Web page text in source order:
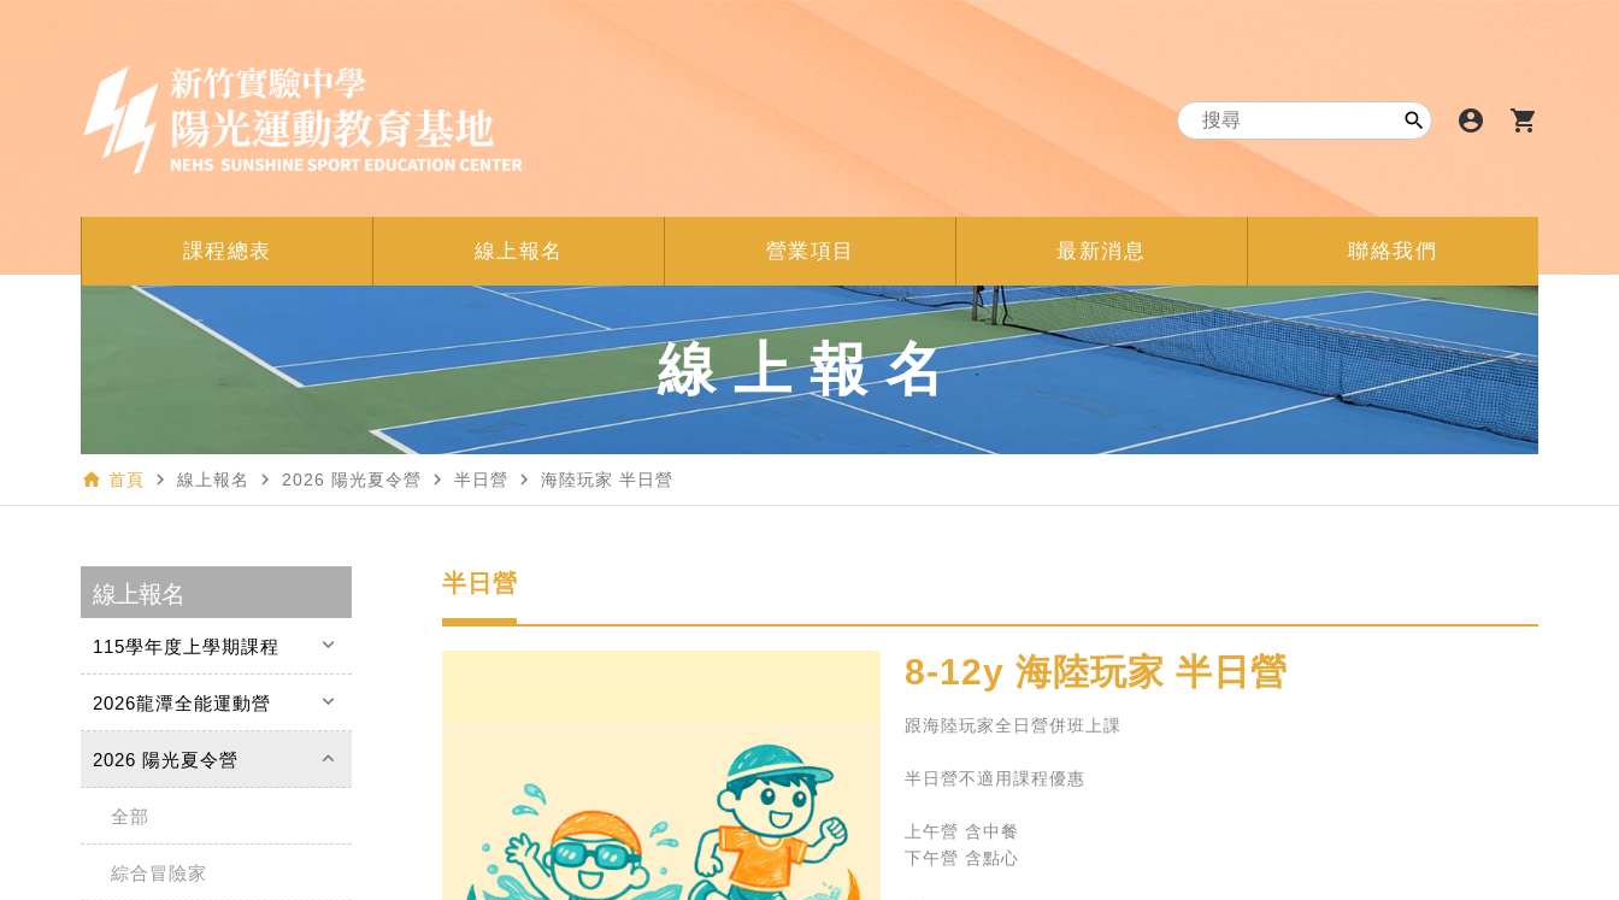
 account_circle shopping_cart
課程總表 線上報名 營業項目 最新消息 聯絡我們
線上報名
home 首頁 navigate_next 線上報名 navigate_next 2026 陽光夏令營 navigate_next 半日營 navigate_next 海陸玩家 半日營
線上報名
115學年度上學期課程 keyboard_arrow_down
2026龍潭全能運動營 keyboard_arrow_down
2026 陽光夏令營 keyboard_arrow_up
全部
綜合冒險家
半日營
8-12y 海陸玩家 半日營
跟海陸玩家全日營併班上課
半日營不適用課程優惠
上午營 含中餐
下午營 含點心